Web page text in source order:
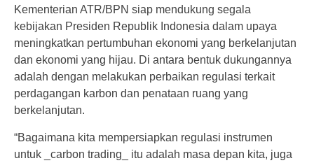
Kementerian ATR/BPN siap mendukung segala
kebijakan Presiden Republik Indonesia dalam upaya
meningkatkan pertumbuhan ekonomi yang berkelanjutan
dan ekonomi yang hijau. Di antara bentuk dukungannya
adalah dengan melakukan perbaikan regulasi terkait
perdagangan karbon dan penataan ruang yang
berkelanjutan.
“Bagaimana kita mempersiapkan regulasi instrumen
untuk _carbon trading_ itu adalah masa depan kita, juga